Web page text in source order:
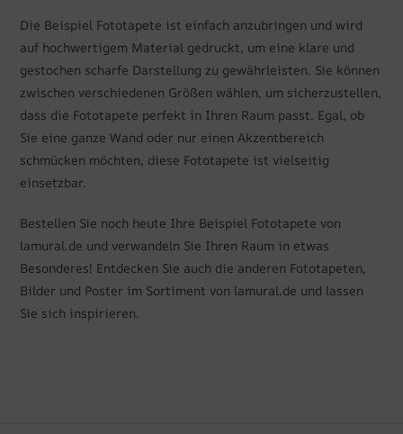
Die Beispiel Fototapete ist einfach anzubringen und wird
auf hochwertigem Material gedruckt, um eine klare und
gestochen scharfe Darstellung zu gewährleisten. Sie können
zwischen verschiedenen Größen wählen, um sicherzustellen,
dass die Fototapete perfekt in Ihren Raum passt. Egal, ob
Sie eine ganze Wand oder nur einen Akzentbereich
schmücken möchten, diese Fototapete ist vielseitig
einsetzbar.
Bestellen Sie noch heute Ihre Beispiel Fototapete von
lamural.de und verwandeln Sie Ihren Raum in etwas
Besonderes! Entdecken Sie auch die anderen Fototapeten,
Bilder und Poster im Sortiment von lamural.de und lassen
Sie sich inspirieren.